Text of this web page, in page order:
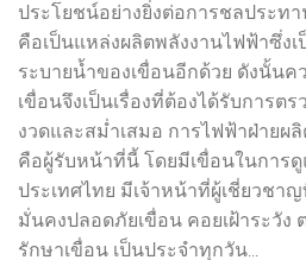
ประโยชน์อย่างยิ่งต่อการชลประท
คือเป็นแหล่งผลิตพลังงานไฟฟ้าซึ่ง
ระบายน้ำของเขื่อนอีกด้วย ดังนั้น
เขื่อนจึงเป็นเรื่องที่ต้องได้รับการต
งวดและสม่ำเสมอ การไฟฟ้าฝ่ายผ
คือผู้รับหน้าที่นี้ โดยมีเขื่อนในการดู
ประเทศไทย มีเจ้าหน้าที่ผู้เชี่ยวชา
มั่นคงปลอดภัยเขื่อน คอยเฝ้าระวัง
รักษาเขื่อน เป็นประจำทุกวัน...